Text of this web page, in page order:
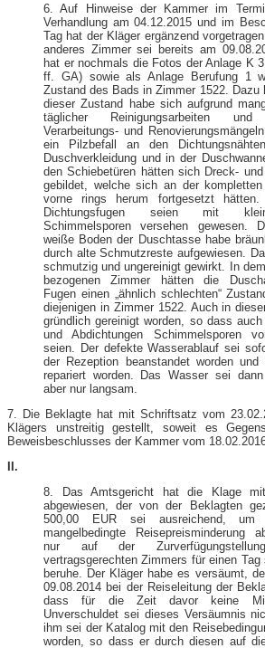
6. Auf Hinweise der Kammer im
Verhandlung am 04.12.2015 und im
Tag hat der Kläger ergänzend
anderes Zimmer sei bereits am
hat er nochmals die Fotos der Anlage K
ff. GA) sowie als Anlage Berufung 1
Zustand des Bads in Zimmer 1522. Dazu
dieser Zustand habe sich aufgrund
täglicher Reinigungsarbeiten
Verarbeitungs- und
ein Pilzbefall an den
Duschverkleidung und in der
den Schiebetüren hätten sich Dreck-
gebildet, welche sich an der kompletten
vorne rings herum fortgesetzt hätten.
Dichtungsfugen seien mit
Schimmelsporen versehen gewesen.
weiße Boden der Duschtasse habe
durch alte Schmutzreste aufgewiesen.
schmutzig und ungereinigt gewirkt. In
bezogenen Zimmer hätten die
Fugen einen „ähnlich schlechten“
diejenigen in Zimmer 1522. Auch in
gründlich gereinigt worden, so dass
und Abdichtungen Schimmelsporen
seien. Der defekte Wasserablauf sei
der Rezeption beanstandet worden
repariert worden. Das Wasser sei dann
aber nur langsam.
7. Die Beklagte hat mit Schriftsatz vom
Klägers unstreitig gestellt, soweit es
Beweisbeschlusses der Kammer vom
II.
8. Das Amtsgericht hat die Klage
abgewiesen, der von der Beklagten
500,00 EUR sei ausreichend, um
mangelbedingte Reisepreisminderung
nur auf der
vertragsgerechten Zimmers für einen
beruhe. Der Kläger habe es versäumt,
09.08.2014 bei der Reiseleitung der
dass für die Zeit davor keine
Unverschuldet sei dieses Versäumnis
ihm sei der Katalog mit den
worden, so dass er durch diesen auf